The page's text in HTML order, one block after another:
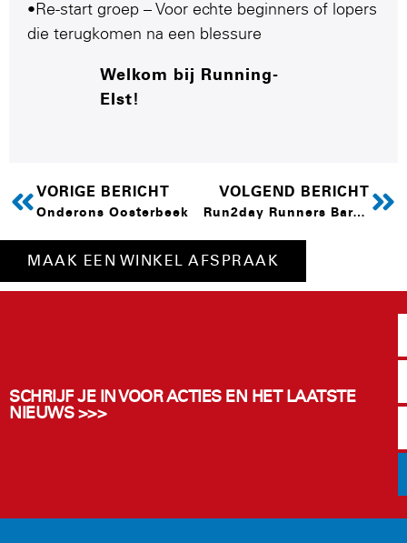
•Re-start groep – Voor echte beginners of lopers
die terugkomen na een blessure
Welkom bij Running-
Elst!
VORIGE BERICHT
Onderons Oosterbeek
VOLGEND BERICHT
Run2day Runners Barneveld
MAAK EEN WINKEL AFSPRAAK
SCHRIJF JE IN VOOR ACTIES EN HET LAATSTE
NIEUWS >>>